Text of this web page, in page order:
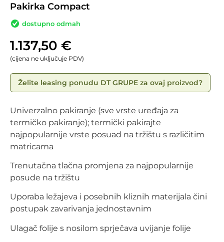
Pakirka Compact
dostupno odmah
1.137,50 €
(cijena ne uključuje PDV)
Želite leasing ponudu DT GRUPE za ovaj proizvod?
Univerzalno pakiranje (sve vrste uređaja za
termičko pakiranje); termički pakirajte
najpopularnije vrste posuad na tržištu s različitim
matricama
Trenutačna tlačna promjena za najpopularnije
posude na tržištu
Uporaba ležajeva i posebnih kliznih materijala čini
postupak zavarivanja jednostavnim
Ulagač folije s nosilom sprječava uvijanje folije